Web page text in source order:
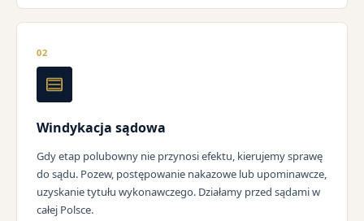
02
Windykacja sądowa
Gdy etap polubowny nie przynosi efektu, kierujemy sprawę
do sądu. Pozew, postępowanie nakazowe lub upominawcze,
uzyskanie tytułu wykonawczego. Działamy przed sądami w
całej Polsce.